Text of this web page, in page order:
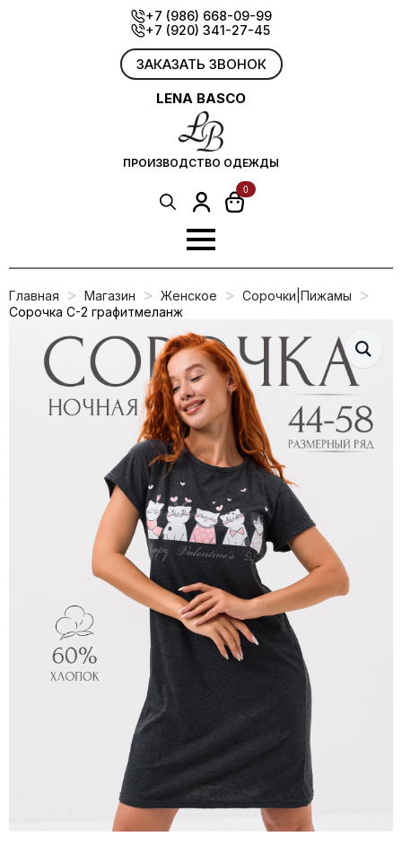
+7 (986) 668-09-99
+7 (920) 341-27-45
ЗАКАЗАТЬ ЗВОНОК
LENA BASCO
ПРОИЗВОДСТВО ОДЕЖДЫ
Search
0
Главная Магазин Женское
Сорочки|Пижамы
Сорочка С-2 графитмеланж